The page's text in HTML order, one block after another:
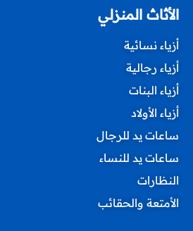
الأثاث المنزلي
أزياء نسائية
أزياء رجالية
أزياء البنات
أزياء الأولاد
ساعات يد للرجال
ساعات يد للنساء
النظارات
الأمتعة والحقائب